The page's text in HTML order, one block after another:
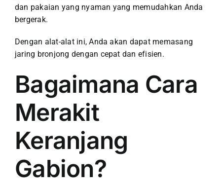
dan pakaian yang nyaman yang memudahkan Anda
bergerak.
Dengan alat-alat ini, Anda akan dapat memasang
jaring bronjong dengan cepat dan efisien.
Bagaimana Cara
Merakit
Keranjang
Gabion?